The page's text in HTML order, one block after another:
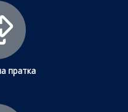
пратка